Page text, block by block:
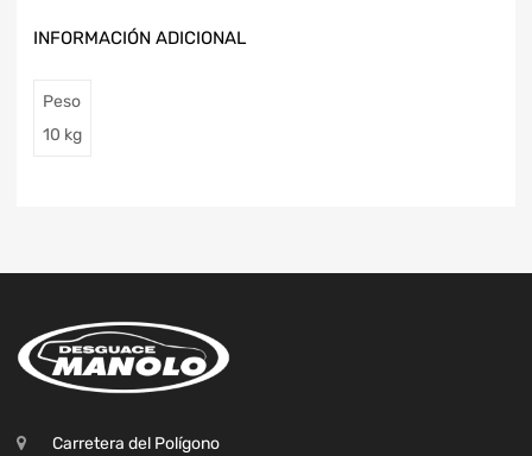
INFORMACIÓN ADICIONAL
Peso
10 kg
Carretera del Polígono